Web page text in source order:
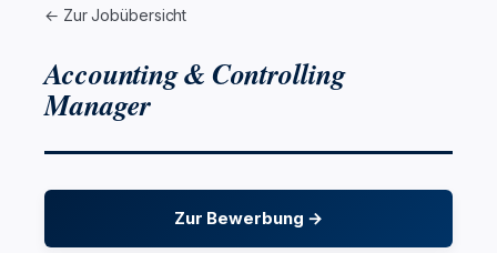
← Zur Jobübersicht
Accounting & Controlling
Manager
Zur Bewerbung →